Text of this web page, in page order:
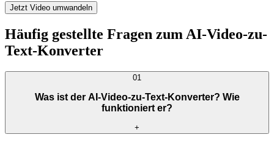
Jetzt Video umwandeln
Häufig gestellte Fragen zum AI-Video-zu-
Text-Konverter
01
Was ist der AI-Video-zu-Text-Konverter? Wie
funktioniert er?
+